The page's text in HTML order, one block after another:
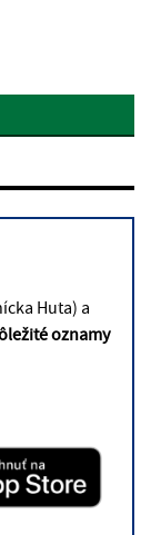
Huta) a
oznamy